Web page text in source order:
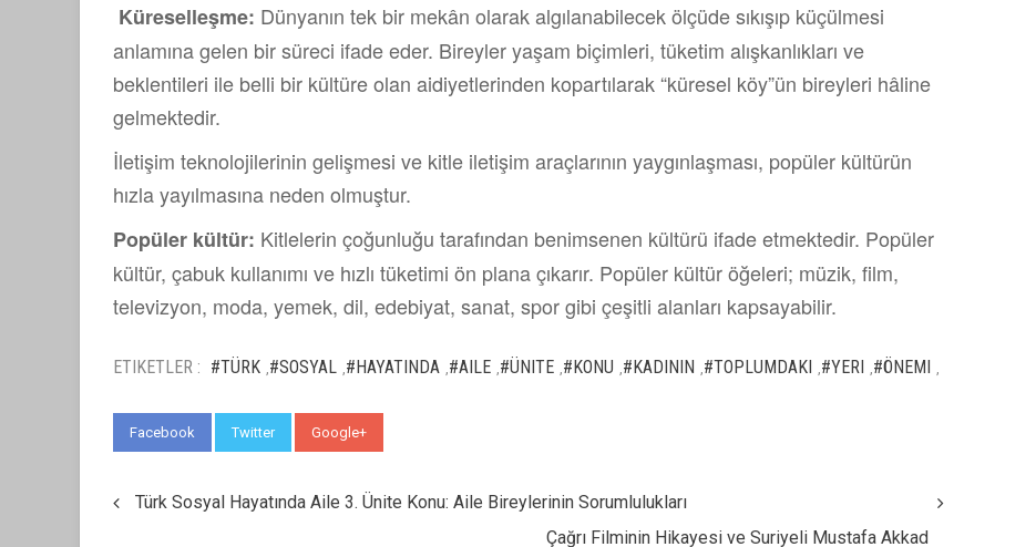
Küreselleşme: Dünyanın tek bir mekân olarak algılanabilecek ölçüde sıkışıp küçülmesi
anlamına gelen bir süreci ifade eder. Bireyler yaşam biçimleri, tüketim alışkanlıkları ve
beklentileri ile belli bir kültüre olan aidiyetlerinden kopartılarak “küresel köy”ün bireyleri hâline
gelmektedir.
İletişim teknolojilerinin gelişmesi ve kitle iletişim araçlarının yaygınlaşması, popüler kültürün
hızla yayılmasına neden olmuştur.
Popüler kültür: Kitlelerin çoğunluğu tarafından benimsenen kültürü ifade etmektedir. Popüler
kültür, çabuk kullanımı ve hızlı tüketimi ön plana çıkarır. Popüler kültür öğeleri; müzik, film,
televizyon, moda, yemek, dil, edebiyat, sanat, spor gibi çeşitli alanları kapsayabilir.
ETIKETLER : #TÜRK #SOSYAL #HAYATINDA #AILE #ÜNITE #KONU #KADININ #TOPLUMDAKI #YERI #ÖNEMI
Facebook Twitter Google+
Türk Sosyal Hayatında Aile 3. Ünite Konu: Aile Bireylerinin Sorumlulukları
Çağrı Filminin Hikayesi ve Suriyeli Mustafa Akkad